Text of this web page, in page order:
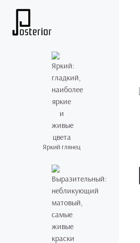
Яркий глянец